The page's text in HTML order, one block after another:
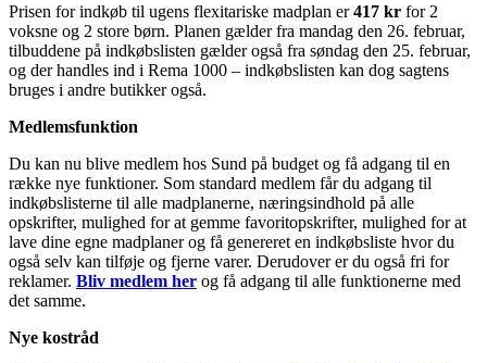
Prisen for indkøb til ugens flexitariske madplan er417 kr for 2
voksne og 2 store børn. Planen gælder fra mandag den 26. februar,
tilbuddene på indkøbslisten gælder også fra søndag den 25. februar,
og der handles ind i Rema 1000 – indkøbslisten kan dog sagtens
bruges i andre butikker også.
Medlemsfunktion
Du kan nu blive medlem hos Sund på budget og få adgang til en
række nye funktioner. Som standard medlem får du adgang til
indkøbslisterne til alle madplanerne, næringsindhold på alle
opskrifter, mulighed for at gemme favoritopskrifter, mulighed for at
lave dine egne madplaner og få genereret en indkøbsliste hvor du
også selv kan tilføje og fjerne varer. Derudover er du også fri for
reklamer. Bliv medlem her og få adgang til alle funktionerne med
det samme.
Nye kostråd